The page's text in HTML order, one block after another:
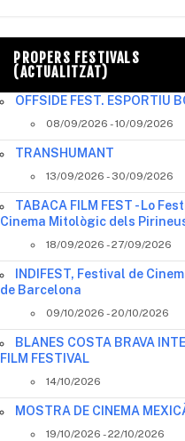
PROPERS FESTIVALS
(ACTUALITZAT)
OFFSIDE FEST. ESPORTIU
08/09/2026 - 10/09/2026
TRANSHUMANT
13/09/2026 - 30/09/2026
TABACA FILM FEST - Lo
Cinema Mitològic dels
18/09/2026 - 27/09/2026
INDIFEST, Festival de
de Barcelona
09/10/2026 - 20/10/2026
BLANES COSTA BRAVA
FILM FESTIVAL
14/10/2026
MOSTRA DE CINEMA
19/10/2026 - 22/10/2026